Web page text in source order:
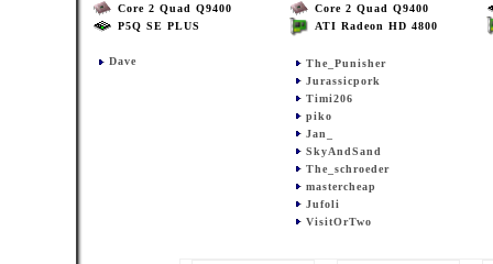
Core 2 Quad Q9400
P5Q SE PLUS
Dave
Core 2 Quad Q9400
ATI Radeon HD 4800
The_Punisher
Jurassicpork
Timi206
piko
Jan_
SkyAndSand
The_schroeder
mastercheap
Jufoli
VisitOrTwo